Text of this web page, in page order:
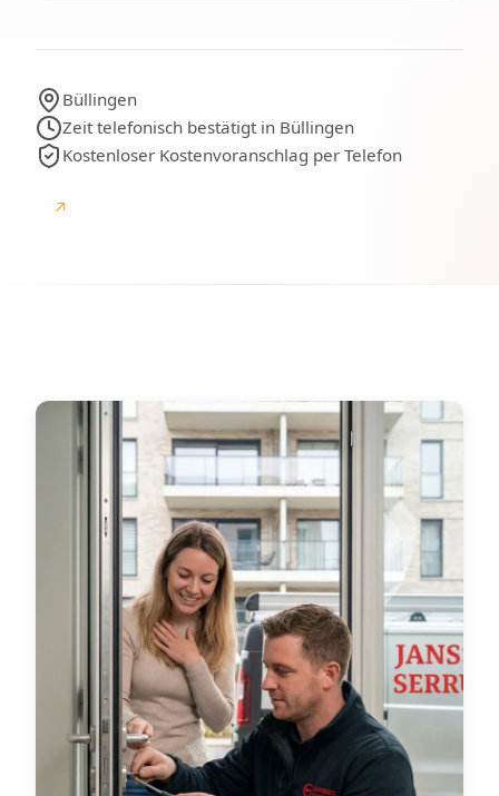
Büllingen
Zeit telefonisch bestätigt in Büllingen
Kostenloser Kostenvoranschlag per Telefon
↗